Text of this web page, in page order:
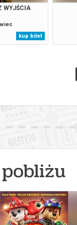
WYJŚCIA
kup bilet